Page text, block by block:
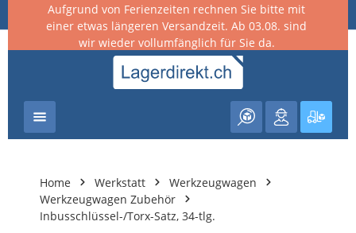
springen
Aufgrund von Ferienzeiten rechnen Sie bitte mit
einer etwas längeren Versandzeit. Ab 03.08. sind
wir wieder vollumfänglich für Sie da.
Home Werkstatt
Werkzeugwagen
Werkzeugwagen Zubehör
Inbusschlüssel-/Torx-Satz, 34-tlg.